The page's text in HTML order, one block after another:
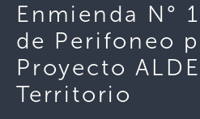
Enmienda N°
de Perifoneo
Proyecto
Territorio